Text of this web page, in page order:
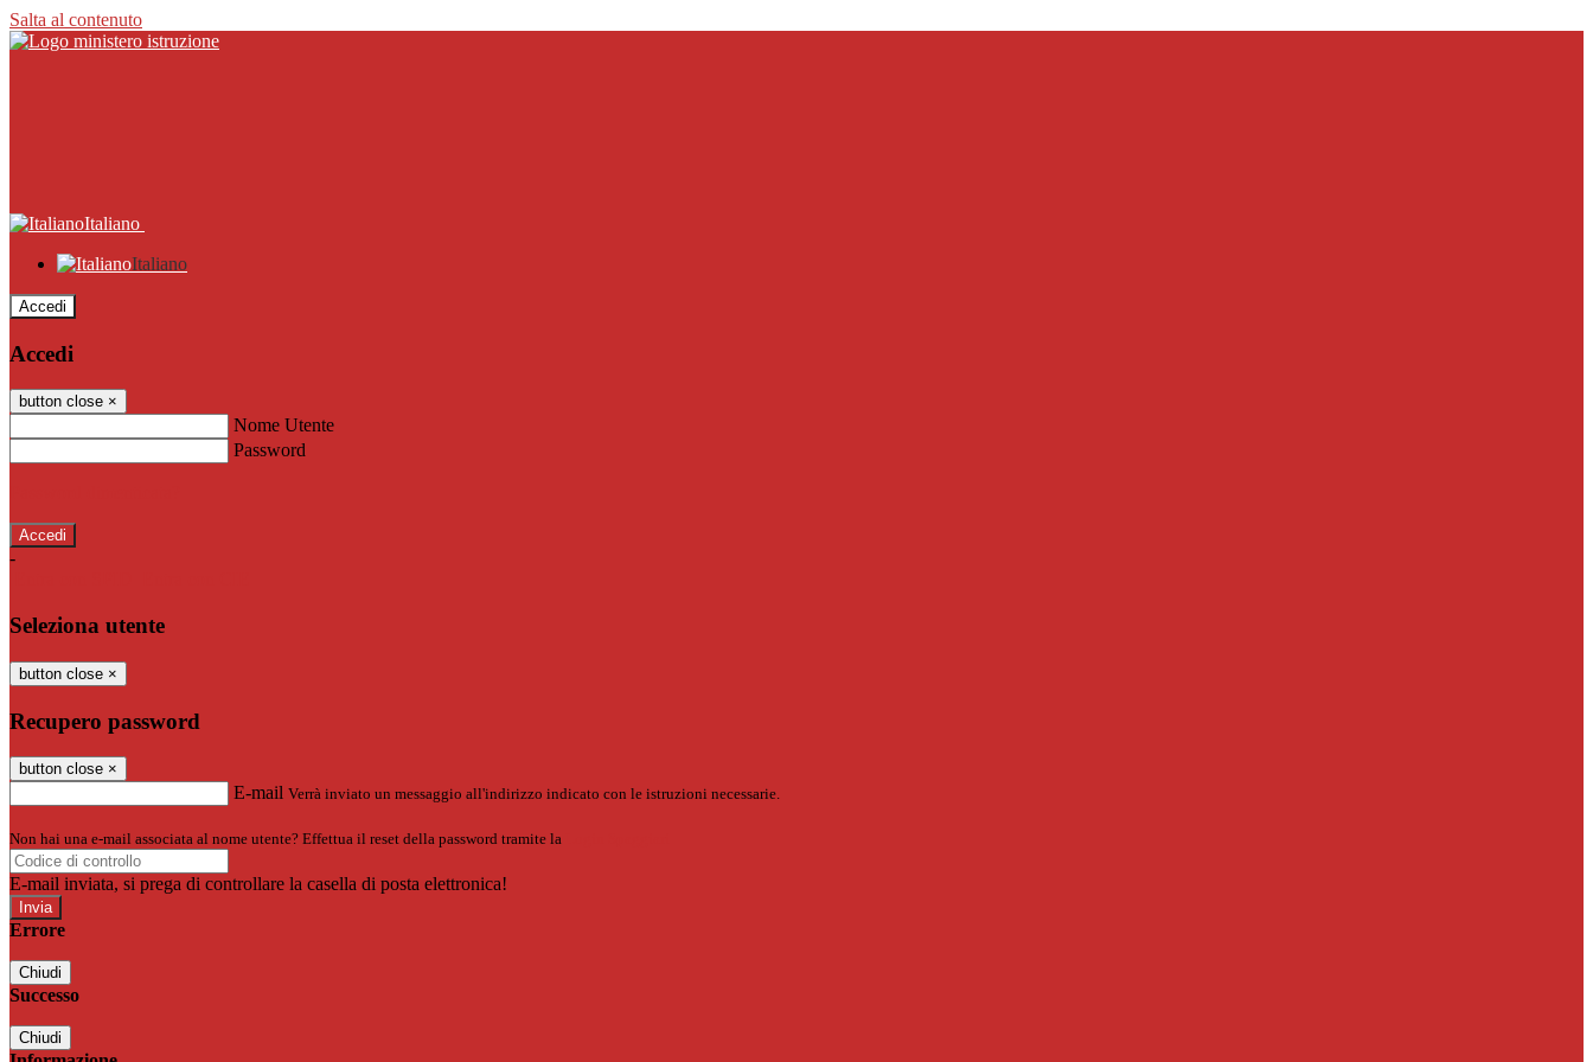
Salta al contenuto
Italiano
Italiano
Accedi
Accedi
button close ×
Nome Utente
Password
-
Seleziona utente
button close ×
Recupero password
button close ×
E-mail Verrà inviato un messaggio all'indirizzo indicato con le istruzioni necessarie.
Non hai una e-mail associata al nome utente? Effettua il reset della password tramite la
E-mail inviata, si prega di controllare la casella di posta elettronica!
Errore
Chiudi
Successo
Chiudi